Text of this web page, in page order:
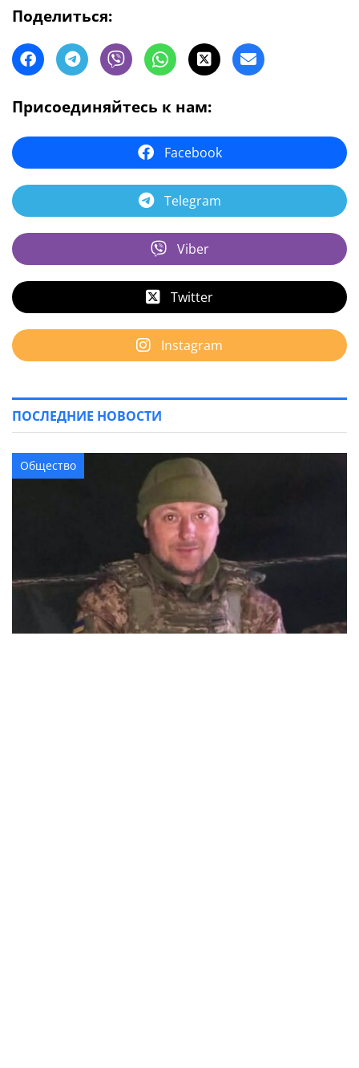
Поделиться:
Присоединяйтесь к нам:
Facebook
Telegram
Viber
Twitter
Instagram
ПОСЛЕДНИЕ НОВОСТИ
Общество